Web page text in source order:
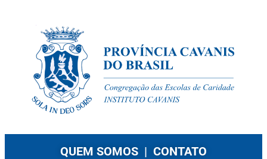
QUEM SOMOS | CONTATO